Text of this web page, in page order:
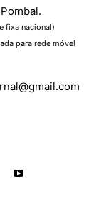
fixa nacional)
para rede móvel